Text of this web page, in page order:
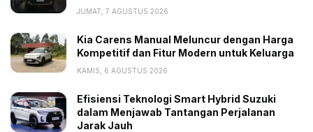
JUMAT, 7 AGUSTUS 2026
Kia Carens Manual Meluncur dengan Harga
Kompetitif dan Fitur Modern untuk Keluarga
KAMIS, 6 AGUSTUS 2026
Efisiensi Teknologi Smart Hybrid Suzuki
dalam Menjawab Tantangan Perjalanan
Jarak Jauh